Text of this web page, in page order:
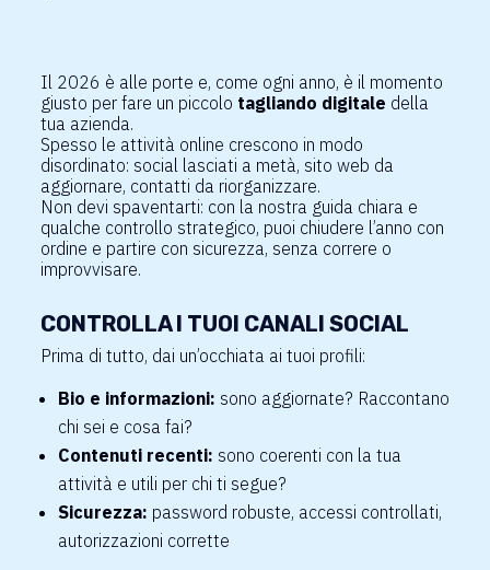
Il 2026 è alle porte e, come ogni anno, è il momento
giusto per fare un piccolo tagliando digitale della
tua azienda.
Spesso le attività online crescono in modo
disordinato: social lasciati a metà, sito web da
aggiornare, contatti da riorganizzare.
Non devi spaventarti: con la nostra guida chiara e
qualche controllo strategico, puoi chiudere l’anno con
ordine e partire con sicurezza, senza correre o
improvvisare.
CONTROLLA I TUOI CANALI SOCIAL
Prima di tutto, dai un’occhiata ai tuoi profili:
Bio e informazioni: sono aggiornate? Raccontano
chi sei e cosa fai?
Contenuti recenti: sono coerenti con la tua
attività e utili per chi ti segue?
Sicurezza: password robuste, accessi controllati,
autorizzazioni corrette